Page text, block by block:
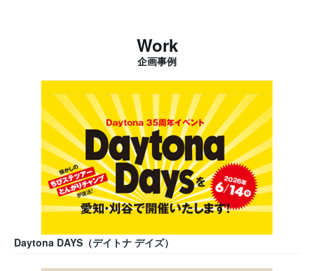
Work
企画事例
Daytona DAYS（デイトナ デイズ）